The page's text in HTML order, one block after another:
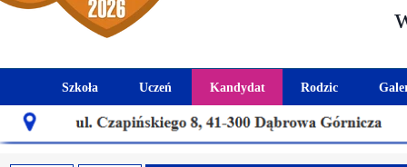
Rodzic
Harmonogram
Szkoła
Historia szkoły
Uczeń
Kalendarz roku szkolnego
Kandydat
Aktualności dla